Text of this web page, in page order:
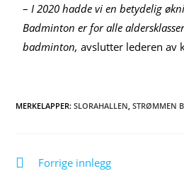
– I 2020 hadde vi en betydelig
Badminton er for alle
badminton,avslutter lederen av
MERKELAPPER:SLORAHALLEN STRØMMEN
Forrige innlegg